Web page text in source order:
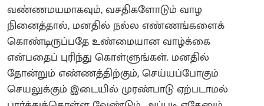
வண்ணமயமாகவும், வசதிகளோடும் வாழ
நினைத்தால், மனதில் நல்ல எண்ணங்களைக்
கொண்டிருப்பதே உண்மையான வாழ்க்கை
என்பதைப் புரிந்து கொள்ளுங்கள். மனதில்
தோன்றும் எண்ணத்திற்கும், செய்யப்போகும்
செயலுக்கும் இடையில் முரண்பாடு ஏற்படாமல்